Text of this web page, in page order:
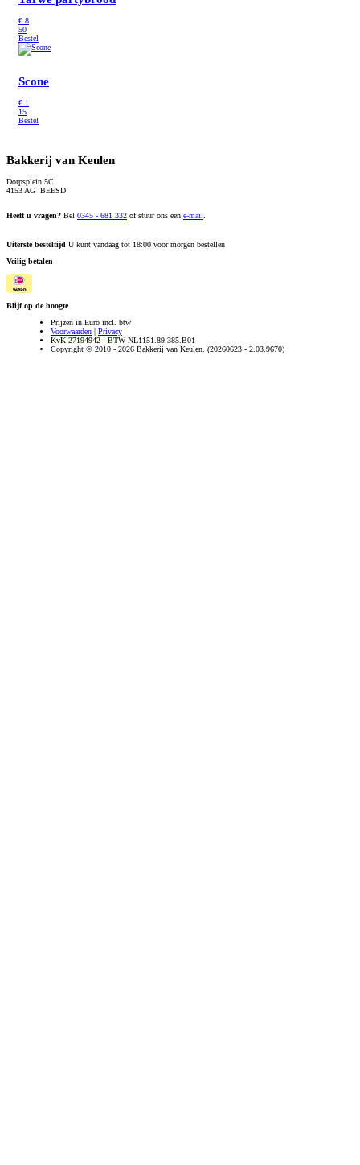
€ 8
50
Bestel
Scone
€ 1
15
Bestel
Bakkerij van Keulen
Dorpsplein 5C
4153 AG BEESD
Heeft u vragen? Bel 0345 - 681 332 of stuur ons een e-mail
Uiterste besteltijd U kunt vandaag tot 18:00 voor morgen bestellen
Veilig betalen
Blijf op de hoogte
Prijzen in Euro incl. btw
Voorwaarden | Privacy
KvK 27194942 - BTW NL1151.89.385.B01
Copyright © 2010 - 2026 Bakkerij van Keulen. (20260623 - 2.03.9670)